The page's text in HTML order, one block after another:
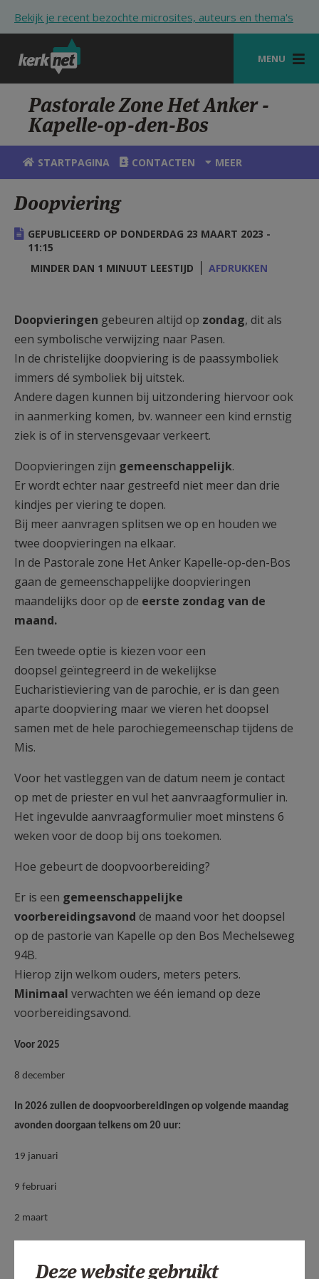
Bekijk je recent bezochte microsites, auteurs en thema's
MENU
STARTPAGINA
KERK
VIERINGEN
ZOEKEN
HULP
STARTPAGINA PORTAAL
AANMELDEN OF REGISTREREN
Pastorale Zone Het Anker -
Kapelle-op-den-Bos
STARTPAGINA CONTACTEN MEER
Doopviering
GEPUBLICEERD OP DONDERDAG 23 MAART 2023 -
11:15
MINDER DAN 1 MINUUT LEESTIJD
AFDRUKKEN
Doopvieringen gebeuren altijd op zondag, dit als
een symbolische verwijzing naar Pasen.
In de christelijke doopviering is de paassymboliek
immers dé symboliek bij uitstek.
Andere dagen kunnen bij uitzondering hiervoor ook
in aanmerking komen, bv. wanneer een kind ernstig
ziek is of in stervensgevaar verkeert.
Doopvieringen zijn gemeenschappelijk.
Er wordt echter naar gestreefd niet meer dan drie
kindjes per viering te dopen.
Bij meer aanvragen splitsen we op en houden we
twee doopvieringen na elkaar.
In de Pastorale zone Het Anker Kapelle-op-den-Bos
gaan de gemeenschappelijke doopvieringen
maandelijks door op de eerste zondag van de
maand.
Een tweede optie is kiezen voor een
doopsel geïntegreerd in de wekelijkse
Eucharistieviering van de parochie, er is dan geen
aparte doopviering maar we vieren het doopsel
samen met de hele parochiegemeenschap tijdens de
Mis.
Voor het vastleggen van de datum neem je contact
op met de priester en vul het aanvraagformulier in.
Het ingevulde aanvraagformulier moet minstens 6
weken voor de doop bij ons toekomen.
Hoe gebeurt de doopvoorbereiding?
Er is een gemeenschappelijke
voorbereidingsavond de maand voor het doopsel
op de pastorie van Kapelle op den Bos Mechelseweg
94B.
Hierop zijn welkom ouders, meters peters.
Minimaal verwachten we één iemand op deze
voorbereidingsavond.
Voor 2025
8 december
In 2026 zullen de doopvoorbereidingen op volgende maandag
avonden doorgaan telkens om 20 uur:
19 januari
9 februari
2 maart
Deze website gebruikt